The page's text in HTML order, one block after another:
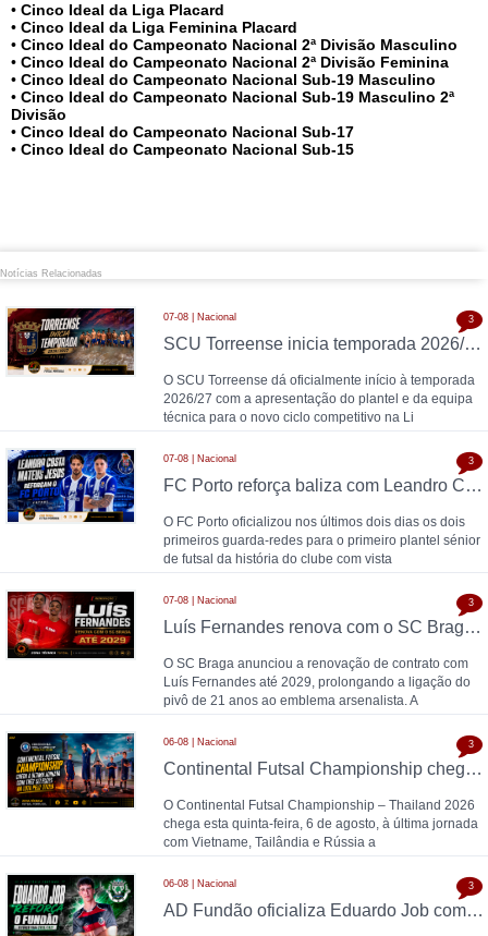
• Cinco Ideal da Liga Placard
• Cinco Ideal da Liga Feminina Placard
• Cinco Ideal do Campeonato Nacional 2ª Divisão Masculino
• Cinco Ideal do Campeonato Nacional 2ª Divisão Feminina
• Cinco Ideal do Campeonato Nacional Sub-19 Masculino
• Cinco Ideal do Campeonato Nacional Sub-19 Masculino 2ª
Divisão
• Cinco Ideal do Campeonato Nacional Sub-17
• Cinco Ideal do Campeonato Nacional Sub-15
Notícias Relacionadas
07-08 | Nacional
SCU Torreense inicia temporada 2026/27: Naná comanda plantel jovem
O SCU Torreense dá oficialmente início à temporada
2026/27 com a apresentação do plantel e da equipa
técnica para o novo ciclo competitivo na Li
3
07-08 | Nacional
FC Porto reforça baliza com Leandro Costa e Mateus Jesus
O FC Porto oficializou nos últimos dois dias os dois
primeiros guarda-redes para o primeiro plantel sénior
de futsal da história do clube com vista
3
07-08 | Nacional
Luís Fernandes renova com o SC Braga até 2029
O SC Braga anunciou a renovação de contrato com
Luís Fernandes até 2029, prolongando a ligação do
pivô de 21 anos ao emblema arsenalista. A
3
06-08 | Nacional
Continental Futsal Championship chega à última jornada com três seleções na luta pelo título
O Continental Futsal Championship – Thailand 2026
chega esta quinta-feira, 6 de agosto, à última jornada
com Vietname, Tailândia e Rússia a
3
06-08 | Nacional
AD Fundão oficializa Eduardo Job como reforço para 2026/27
3